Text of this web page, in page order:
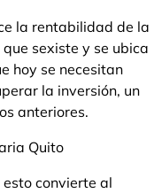
la rentabilidad de la
sexiste y se ubica
hoy se necesitan
la inversión, un
anteriores.
convierte al